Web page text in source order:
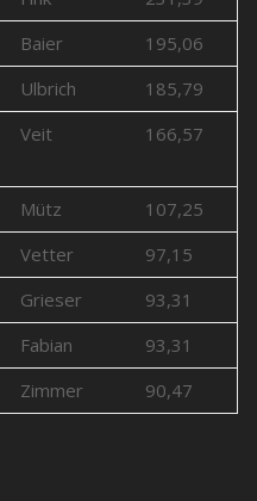
Baier
195,06
Ulbrich
185,79
Veit 166,57
Mütz
107,25
Vetter
97,15
Grieser
93,31
Fabian
93,31
Zimmer 90,47